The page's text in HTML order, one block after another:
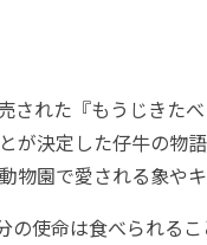
された『もうじきた
が決定した仔牛の物
物園で愛される象や
の使命は食べられる